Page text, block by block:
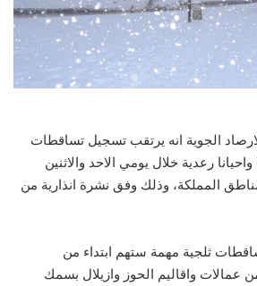
الجوية انه يرتقب تسجيل تساقطات
رعدية خلال يومي الاحد والاثنين
المملكة، وذلك وفق نشرة انذارية من
ثلجية مهمة ستهم ابتداء من
متر كلا من عمالات واقاليم الحوز وازيلال بسمك